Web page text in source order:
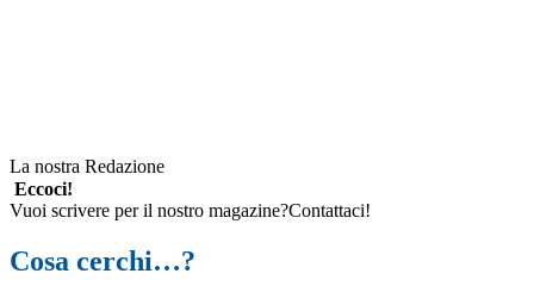
La nostra Redazione
Eccoci!
Vuoi scrivere per il nostro magazine?Contattaci!
Cosa cerchi…?